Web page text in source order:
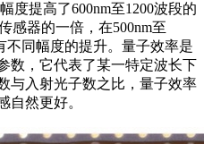
度提高了600nm至1200波段的
感器的一倍，在500nm至
不同幅度的提升。量子效率是
数，它代表了某一特定波长下
与入射光子数之比，量子效率
自然更好。